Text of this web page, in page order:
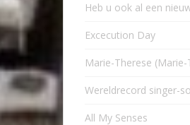
Heb u ook al een
Excecution Day
Marie-Therese (Marie-
Wereldrecord singer-
All My Senses